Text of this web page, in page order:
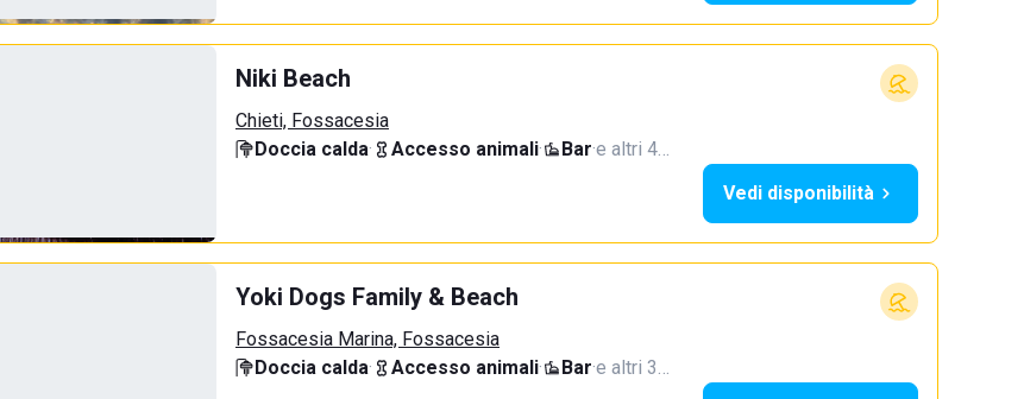
Niki Beach
Chieti, Fossacesia
Doccia calda· Accesso animali· Bar·e altri 4…
Vedi disponibilità
Yoki Dogs Family & Beach
Fossacesia Marina, Fossacesia
Doccia calda· Accesso animali· Bar·e altri 3…